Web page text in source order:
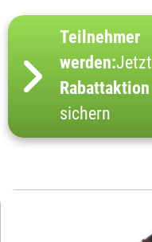
Teilnehmer
werden:Jetzt
Rabattaktion
sichern